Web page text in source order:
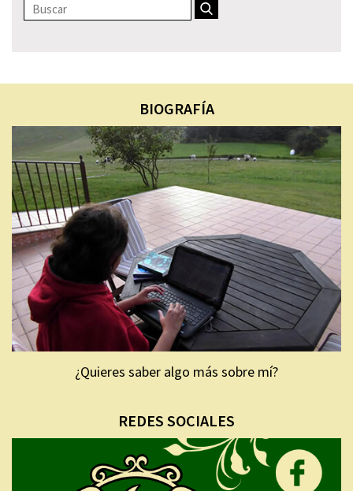
BIOGRAFÍA
¿Quieres saber algo más sobre mí?
REDES SOCIALES